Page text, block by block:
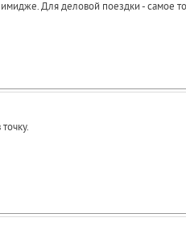
Для деловой поездки - самое